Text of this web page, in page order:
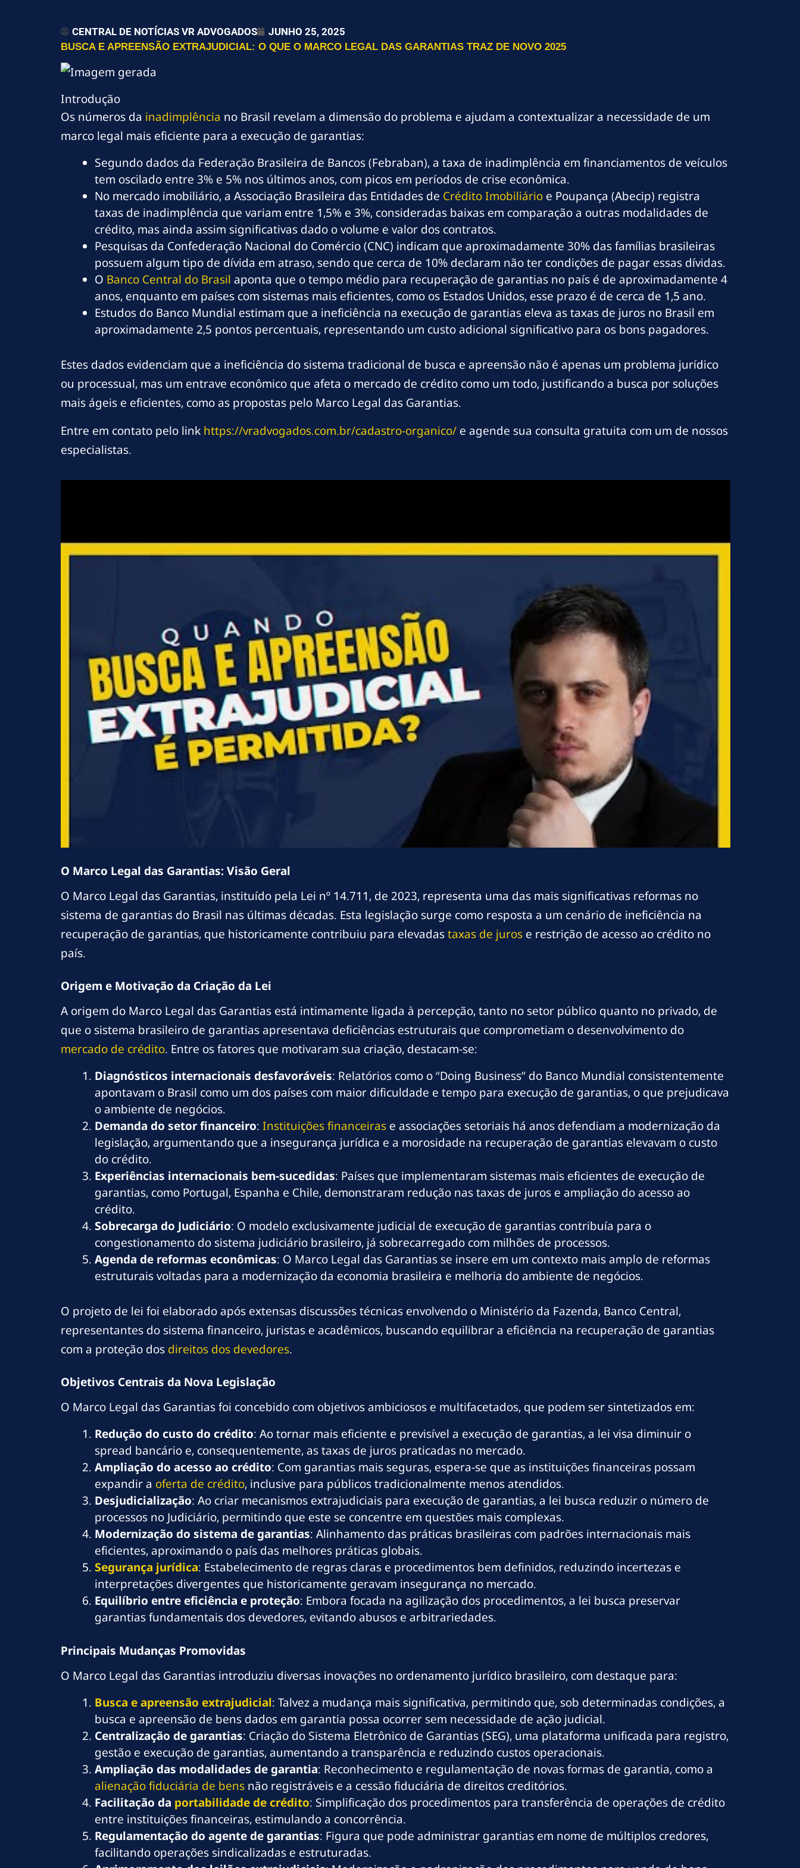
CENTRAL DE NOTÍCIAS VR ADVOGADOS JUNHO 25, 2025
BUSCA E APREENSÃO EXTRAJUDICIAL: O QUE O MARCO LEGAL DAS GARANTIAS TRAZ DE NOVO 2025
Introdução
Os números da inadimplência no Brasil revelam a dimensão do problema e ajudam a contextualizar a necessidade de um
marco legal mais eficiente para a execução de garantias:
Segundo dados da Federação Brasileira de Bancos (Febraban), a taxa de inadimplência em financiamentos de veículos
tem oscilado entre 3% e 5% nos últimos anos, com picos em períodos de crise econômica.
No mercado imobiliário, a Associação Brasileira das Entidades de Crédito Imobiliário e Poupança (Abecip) registra
taxas de inadimplência que variam entre 1,5% e 3%, consideradas baixas em comparação a outras modalidades de
crédito, mas ainda assim significativas dado o volume e valor dos contratos.
Pesquisas da Confederação Nacional do Comércio (CNC) indicam que aproximadamente 30% das famílias brasileiras
possuem algum tipo de dívida em atraso, sendo que cerca de 10% declaram não ter condições de pagar essas dívidas.
O Banco Central do Brasil aponta que o tempo médio para recuperação de garantias no país é de aproximadamente 4
anos, enquanto em países com sistemas mais eficientes, como os Estados Unidos, esse prazo é de cerca de 1,5 ano.
Estudos do Banco Mundial estimam que a ineficiência na execução de garantias eleva as taxas de juros no Brasil em
aproximadamente 2,5 pontos percentuais, representando um custo adicional significativo para os bons pagadores.
Estes dados evidenciam que a ineficiência do sistema tradicional de busca e apreensão não é apenas um problema jurídico
ou processual, mas um entrave econômico que afeta o mercado de crédito como um todo, justificando a busca por soluções
mais ágeis e eficientes, como as propostas pelo Marco Legal das Garantias.
Entre em contato pelo link https://vradvogados.com.br/cadastro-organico/ e agende sua consulta gratuita com um de nossos
especialistas.
O Marco Legal das Garantias: Visão Geral
O Marco Legal das Garantias, instituído pela Lei nº 14.711, de 2023, representa uma das mais significativas reformas no
sistema de garantias do Brasil nas últimas décadas. Esta legislação surge como resposta a um cenário de ineficiência na
recuperação de garantias, que historicamente contribuiu para elevadastaxas de juros e restrição de acesso ao crédito no
país.
Origem e Motivação da Criação da Lei
A origem do Marco Legal das Garantias está intimamente ligada à percepção, tanto no setor público quanto no privado, de
que o sistema brasileiro de garantias apresentava deficiências estruturais que comprometiam o desenvolvimento do
mercado de crédito. Entre os fatores que motivaram sua criação, destacam-se:
Diagnósticos internacionais desfavoráveis: Relatórios como o “Doing Business” do Banco Mundial consistentemente
apontavam o Brasil como um dos países com maior dificuldade e tempo para execução de garantias, o que prejudicava
o ambiente de negócios.
Demanda do setor financeiro: Instituições financeiras e associações setoriais há anos defendiam a modernização da
legislação, argumentando que a insegurança jurídica e a morosidade na recuperação de garantias elevavam o custo
do crédito.
Experiências internacionais bem-sucedidas: Países que implementaram sistemas mais eficientes de execução de
garantias, como Portugal, Espanha e Chile, demonstraram redução nas taxas de juros e ampliação do acesso ao
crédito.
Sobrecarga do Judiciário: O modelo exclusivamente judicial de execução de garantias contribuía para o
congestionamento do sistema judiciário brasileiro, já sobrecarregado com milhões de processos.
Agenda de reformas econômicas: O Marco Legal das Garantias se insere em um contexto mais amplo de reformas
estruturais voltadas para a modernização da economia brasileira e melhoria do ambiente de negócios.
O projeto de lei foi elaborado após extensas discussões técnicas envolvendo o Ministério da Fazenda, Banco Central,
representantes do sistema financeiro, juristas e acadêmicos, buscando equilibrar a eficiência na recuperação de garantias
com a proteção dos direitos dos devedores.
Objetivos Centrais da Nova Legislação
O Marco Legal das Garantias foi concebido com objetivos ambiciosos e multifacetados, que podem ser sintetizados em:
Redução do custo do crédito: Ao tornar mais eficiente e previsível a execução de garantias, a lei visa diminuir o
spread bancário e, consequentemente, as taxas de juros praticadas no mercado.
Ampliação do acesso ao crédito: Com garantias mais seguras, espera-se que as instituições financeiras possam
expandir a oferta de crédito, inclusive para públicos tradicionalmente menos atendidos.
Desjudicialização: Ao criar mecanismos extrajudiciais para execução de garantias, a lei busca reduzir o número de
processos no Judiciário, permitindo que este se concentre em questões mais complexas.
Modernização do sistema de garantias: Alinhamento das práticas brasileiras com padrões internacionais mais
eficientes, aproximando o país das melhores práticas globais.
Segurança jurídica: Estabelecimento de regras claras e procedimentos bem definidos, reduzindo incertezas e
interpretações divergentes que historicamente geravam insegurança no mercado.
Equilíbrio entre eficiência e proteção: Embora focada na agilização dos procedimentos, a lei busca preservar
garantias fundamentais dos devedores, evitando abusos e arbitrariedades.
Principais Mudanças Promovidas
O Marco Legal das Garantias introduziu diversas inovações no ordenamento jurídico brasileiro, com destaque para:
Busca e apreensão extrajudicial: Talvez a mudança mais significativa, permitindo que, sob determinadas condições, a
busca e apreensão de bens dados em garantia possa ocorrer sem necessidade de ação judicial.
Centralização de garantias: Criação do Sistema Eletrônico de Garantias (SEG), uma plataforma unificada para registro,
gestão e execução de garantias, aumentando a transparência e reduzindo custos operacionais.
Ampliação das modalidades de garantia: Reconhecimento e regulamentação de novas formas de garantia, como a
alienação fiduciária de bens não registráveis e a cessão fiduciária de direitos creditórios.
Facilitação da portabilidade de crédito: Simplificação dos procedimentos para transferência de operações de crédito
entre instituições financeiras, estimulando a concorrência.
Regulamentação do agente de garantias: Figura que pode administrar garantias em nome de múltiplos credores,
facilitando operações sindicalizadas e estruturadas.